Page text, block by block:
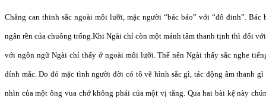
Chẳng can thinh sắc ngoài môi lưỡi, mặc người “bác báo” với “đô đinh”. Bác
ngân rền của chuông trống.Khi Ngài chỉ còn một mảnh tâm thanh tịnh thì đối
với ngôn ngữ Ngài chỉ thấy ở ngoài môi lưỡi. Thế nên Ngài thấy sắc nghe
dính mắc. Do đó mặc tình người đời có tô vẽ hình sắc gì, tác động âm thanh
nhìn của một ông vua chớ không phải của một vị tăng. Qua hai bài kệ này